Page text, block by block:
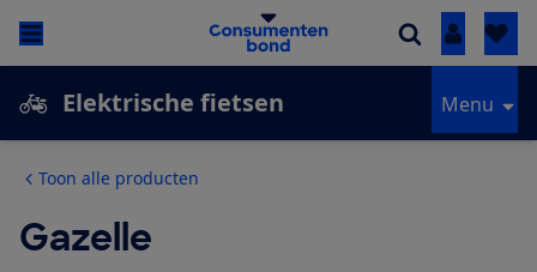
Inloggen
Elektrische fietsen Menu
Toon alle producten
Gazelle